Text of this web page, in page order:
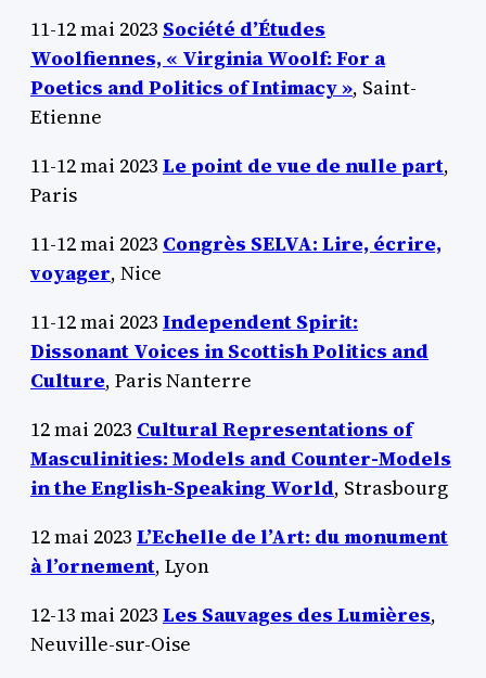
11-12 mai 2023 Société d’Études
Woolfiennes, « Virginia Woolf: For a
Poetics and Politics of Intimacy », Saint-
Etienne
11-12 mai 2023 Le point de vue de nulle part,
Paris
11-12 mai 2023 Congrès SELVA: Lire, écrire,
voyager, Nice
11-12 mai 2023 Independent Spirit:
Dissonant Voices in Scottish Politics and
Culture, Paris Nanterre
12 mai 2023 Cultural Representations of
Masculinities: Models and Counter-Models
in the English-Speaking World, Strasbourg
12 mai 2023 L’Echelle de l’Art: du monument
à l’ornement, Lyon
12-13 mai 2023 Les Sauvages des Lumières,
Neuville-sur-Oise